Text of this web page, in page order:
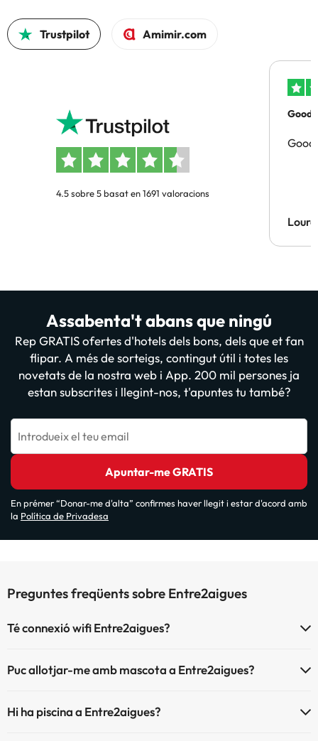
Trustpilot Amimir.com
4.5 sobre 5 basat en 1691 valoracions
Good
Good
Assabenta't abans que ningú
Rep GRATIS ofertes d'hotels dels bons, dels que et fan
flipar. A més de sorteigs, contingut útil i totes les
novetats de la nostra web i App. 200 mil persones ja
estan subscrites i llegint-nos, t'apuntes tu també?
Introdueix el teu email
Apuntar-me GRATIS
En prémer “Donar-me d'alta” confirmes haver llegit i estar d'acord amb
la Política de Privadesa
Preguntes freqüents sobre Entre2aigues
Té connexió wifi Entre2aigues?
Puc allotjar-me amb mascota a Entre2aigues?
directe a l'hotel). Consulta les condicions.
Hi ha piscina a Entre2aigues?